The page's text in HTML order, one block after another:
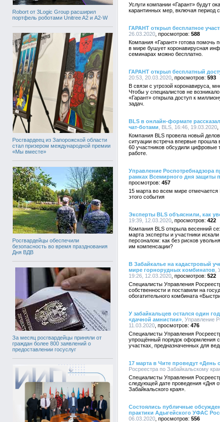
Robort от 3Logic Group расширил
портфель роботами Unitree A2 и A2-W
Росгвардеец из Запорожской области
стал призером международной премии
«Мы вместе»
Росгвардейцы обеспечили
безопасность во время празднования
Дня ВДВ
За месяц росгвардейцы приняли от
граждан более 800 заявлений о
предоставлении госуслуг
Услуги компании «Гарант» будут
карантинных мер, включая период
ГАРАНТ открыл бесплатное
26.03.2020
588
Компания «Гарант» готова помочь
в мире бушует коронавирусная
семинарах можно бесплатно.
ГАРАНТ открыл бесплатный
20:53, 20.03.2020
593
В связи с угрозой коронавируса,
Чтобы у специалистов не
«Гарант» открыла доступ к
задач.
BLS в онлайн-формате
чат-ботами , BLS, 16:46, 19.03.2020
Компания BLS провела новый
ситуации встреча впервые прошла
60 участников обсудили цифровые
работе.
Управление Роспотребнадзора
рамках Всемирного дня защиты
457
15 марта во всем мире
этого события
Эксперты BLS объяснили, как
19:39, 12.03.2020
422
Компания BLS открыла весенний
марта эксперты и участники
персоналом: как без рисков
им компенсации?
В Забайкалье на кадастровый
мире горнорудных комбинатов
19:26, 12.03.2020
522
Специалисты Управления
собственности и поставили на
обогатительного комбината
У забайкальцев остался один
«дачной амнистии» , Управление
11.03.2020
476
Специалисты Управления
упрощённый порядок оформления
участках, предназначенных для
17 марта в Чите проведут «День
Росреестра по Забайкальскому
Специалисты Управления
следующей дате проведения «Дня
Забайкальского края».
Состоялись публичные
практики Адыгейского УФАС
06.03.2020
556